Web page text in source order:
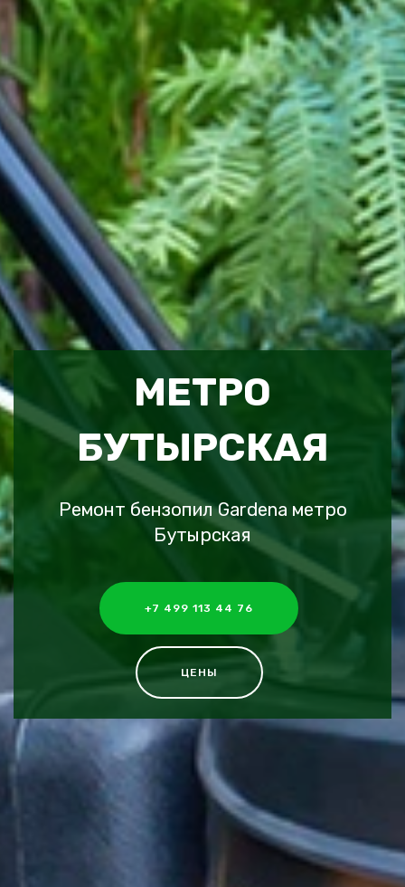
МЕТРО
БУТЫРСКАЯ
Ремонт бензопил Gardena метро
Бутырская
+7 499 113 44 76
ЦЕНЫ